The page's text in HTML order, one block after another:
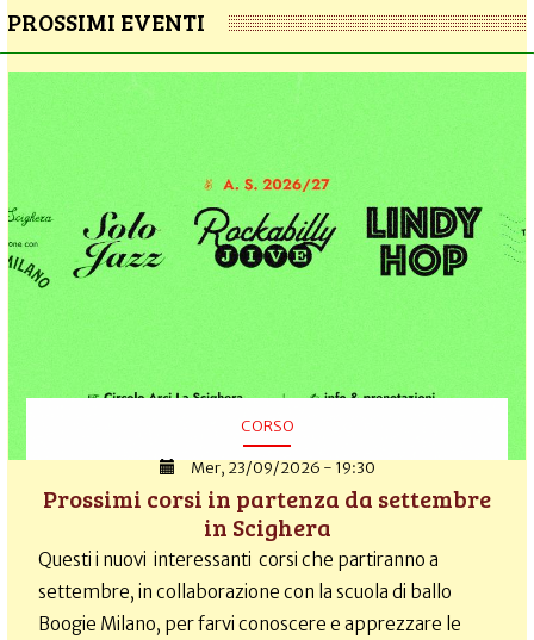
PROSSIMI EVENTI
CORSO
Mer, 23/09/2026 - 19:30
Prossimi corsi in partenza da settembre
in Scighera
Questi i nuovi interessanti corsi che partiranno a
settembre, in collaborazione con la scuola di ballo
Boogie Milano, per farvi conoscere e apprezzare le